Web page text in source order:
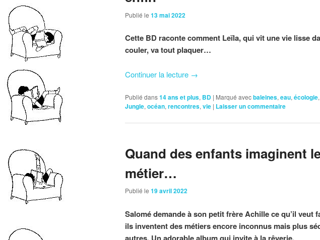
Publié le 13 mai 2022
Cette BD raconte comment Leïla, qui vit une vie lisse
couler, va tout plaquer…
Continuer la lecture →
Publié dans14 ans et plus, BD | Marqué avecbaleines, eau, écologie,
Jungle, océan, rencontres, vie | Laisser un commentaire
Quand des enfants imaginent
métier…
Publié le 19 avril 2022
Salomé demande à son petit frère Achille ce qu’il veut
ils inventent des métiers encore inconnus mais plus